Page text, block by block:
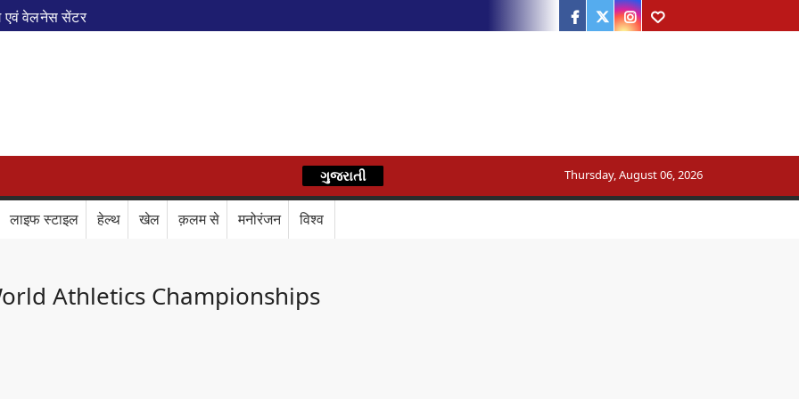
एवं वेलनेस सेंटर
फेरे विस्तारित
में बड़ा बदलाव
ऑफ इंडिया’ सम्मान
बड़ा संदेश
Train Route Diversion: अहमदाबाद–दरभंगा स्पेशल ट्रेन का मार्ग बदला
डिजिटल कवच
BPCL Ethanol Case: इथेनॉल आवंटन विवाद पर सरकार का जवाब
Facebook
Twitter
Instagram
Youtube
हिन्दी
ગુજરાતી Thursday, August 06, 2026
लाइफ स्टाइल हेल्थ खेल क़लम से मनोरंजन विश्व
Athletics Championships